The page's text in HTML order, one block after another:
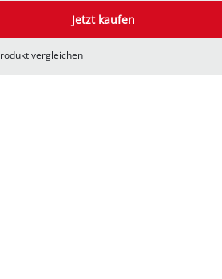
Jetzt kaufen
vergleichen